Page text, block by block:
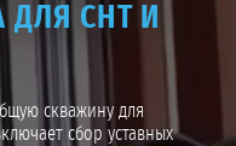
СНТ И
скважину для
сбор уставных